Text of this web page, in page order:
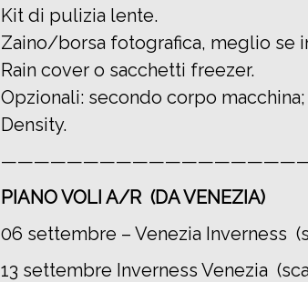
Kit di pulizia lente.
Zaino/borsa fotografica, meglio se
Rain cover o sacchetti freezer.
Opzionali: secondo corpo
Density.
PIANO VOLI A/R (DA VENEZIA)
06 settembre – Venezia Inverness
13 settembre Inverness Venezia